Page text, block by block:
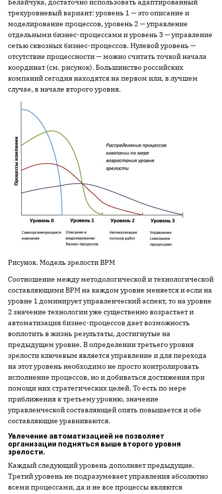
Белайчука, достаточно использовать адаптированный
трехуровневый вариант: уровень 1 — это описание и
моделирование процессов, уровень 2 — управление
отдельными бизнес-процессами и уровень 3 — управление
сетью сквозных бизнес-процессов. Нулевой уровень —
отсутствие процессности — можно считать точкой начала
координат (см. рисунок). Большинство российских
компаний сегодня находятся на первом или, в лучшем
случае, в начале второго уровня.
Рисунок. Модель зрелости BPM
Соотношение между методологической и технологической
составляющими BPM на каждом уровне меняется и если на
уровне 1 доминирует управленческий аспект, то на уровне
2 значение технологии уже существенно возрастает и
автоматизация бизнес-процессов дает возможность
воплотить в жизнь результаты, достигнутые на
предыдущем уровне. В определении третьего уровня
зрелости ключевым является управление и для перехода
на этот уровень необходимо не просто контролировать
исполнение процессов, но и добиваться достижения при
помощи них стратегических целей. То есть по мере
приближения к третьему уровню, значение
управленческой составляющей опять повышается и обе
составляющие уравниваются.
Увлечение автоматизацией не позволяет
организации подняться выше второго уровня
зрелости.
Каждый следующий уровень дополняет предыдущие.
Третий уровень не подразумевает управления абсолютно
всеми процессами, да и не все процессы являются